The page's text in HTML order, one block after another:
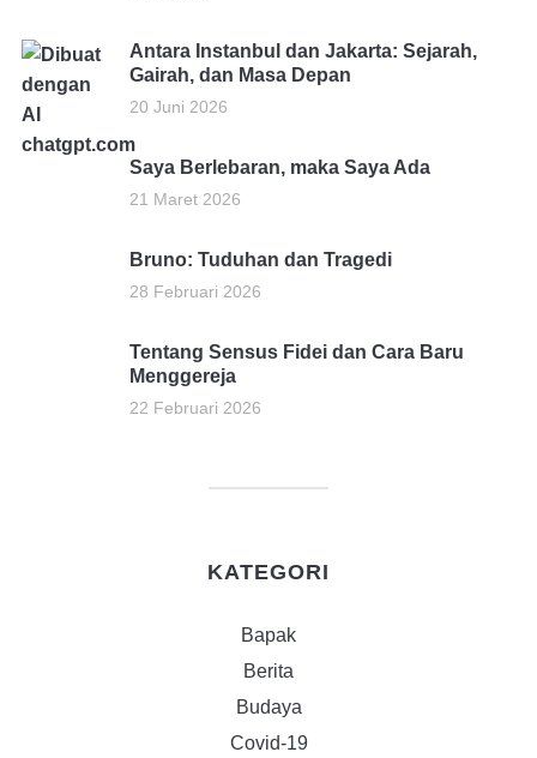
Antara Instanbul dan Jakarta: Sejarah,
Gairah, dan Masa Depan
20 Juni 2026
Saya Berlebaran, maka Saya Ada
21 Maret 2026
Bruno: Tuduhan dan Tragedi
28 Februari 2026
Tentang Sensus Fidei dan Cara Baru
Menggereja
22 Februari 2026
KATEGORI
Bapak
Berita
Budaya
Covid-19